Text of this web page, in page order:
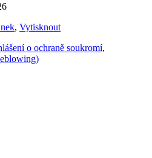
, Vytisknout
o ochraně soukromí,